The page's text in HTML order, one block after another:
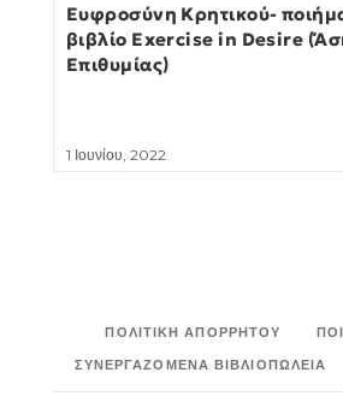
Ευφροσύνη Κρητικού-
βιβλίο Exercise in Desire
Επιθυμίας)
1 Ιουνίου, 2022
ΠΟΛΙΤΙΚΉ ΑΠΟΡΡΉΤΟΥ
ΣΥΝΕΡΓΑΖΌΜΕΝΑ ΒΙΒΛΙΟΠΩΛΕΊΑ